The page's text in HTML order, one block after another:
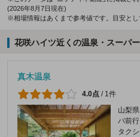
(2026年8月7日現在)
※相場情報はあくまで参考値です。目安とし
花咲ハイツ近くの温泉・スーパ
真木温泉
4.0点 / 1件
山梨
バ前
タク